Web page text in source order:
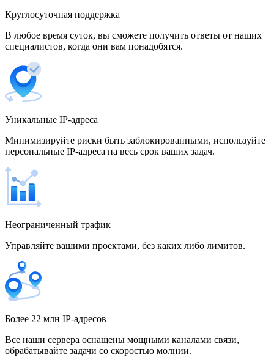
Вьетнам
Греция
Круглосуточная поддержка
В любое время суток, вы сможете получить ответы от наших
специалистов, когда они вам понадобятся.
Уникальные IP-адреса
Минимизируйте риски быть заблокированными, используйте
персональные IP-адреса на весь срок ваших задач.
Неограниченный трафик
Управляйте вашими проектами, без каких либо лимитов.
Более 22 млн IP-адресов
Все наши сервера оснащены мощными каналами связи,
обрабатывайте задачи со скоростью молнии.